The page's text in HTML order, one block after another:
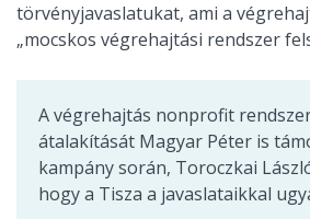
törvényjavaslatukat, ami a
„mocskos végrehajtási rendszer
A végrehajtás nonprofit
átalakítását Magyar Péter is
kampány során, Toroczkai
hogy a Tisza a javaslataikkal